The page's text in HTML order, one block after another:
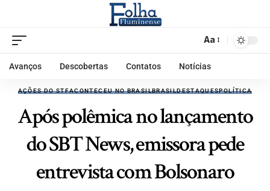
Aa
Avanços Descobertas Contatos Notícias
AÇÕES DO STFACONTECEU NO BRASILBRASILDESTAQUESPOLÍTICA
Após polêmica no lançamento
do SBT News, emissora pede
entrevista com Bolsonaro